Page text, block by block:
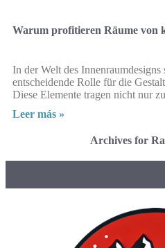
Warum profitieren Räume von
In der Welt des
entscheidende Rolle für die
Diese Elemente tragen nicht nur
Leer más »
Archives for